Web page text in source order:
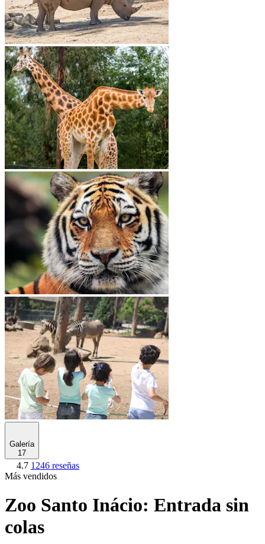
Galería
17
4.7 1246 reseñas
Más vendidos
Zoo Santo Inácio: Entrada sin
colas